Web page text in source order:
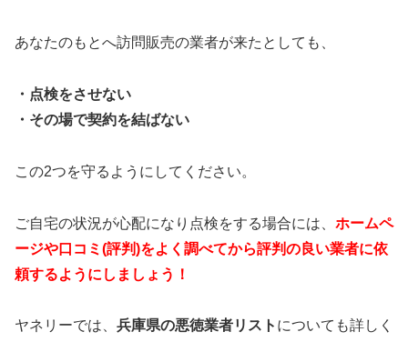
あなたのもとへ訪問販売の業者が来たとしても、
・点検をさせない
・その場で契約を結ばない
この2つを守るようにしてください。
ご自宅の状況が心配になり点検をする場合には、 ホームペ
ージや口コミ(評判)をよく調べてから評判の良い業者に依
頼するようにしましょう！
ヤネリーでは、 兵庫県の悪徳業者リスト についても詳しく